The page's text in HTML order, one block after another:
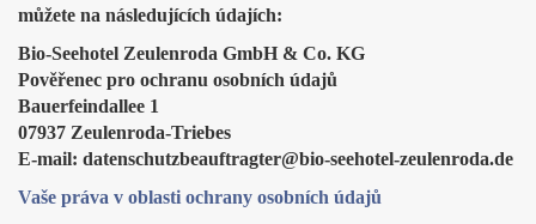
můžete na následujících údajích:
Bio-Seehotel Zeulenroda GmbH & Co. KG
Pověřenec pro ochranu osobních údajů
Bauerfeindallee 1
07937 Zeulenroda-Triebes
E-mail: datenschutzbeauftragter@bio-seehotel-zeulenroda.de
Vaše práva v oblasti ochrany osobních údajů